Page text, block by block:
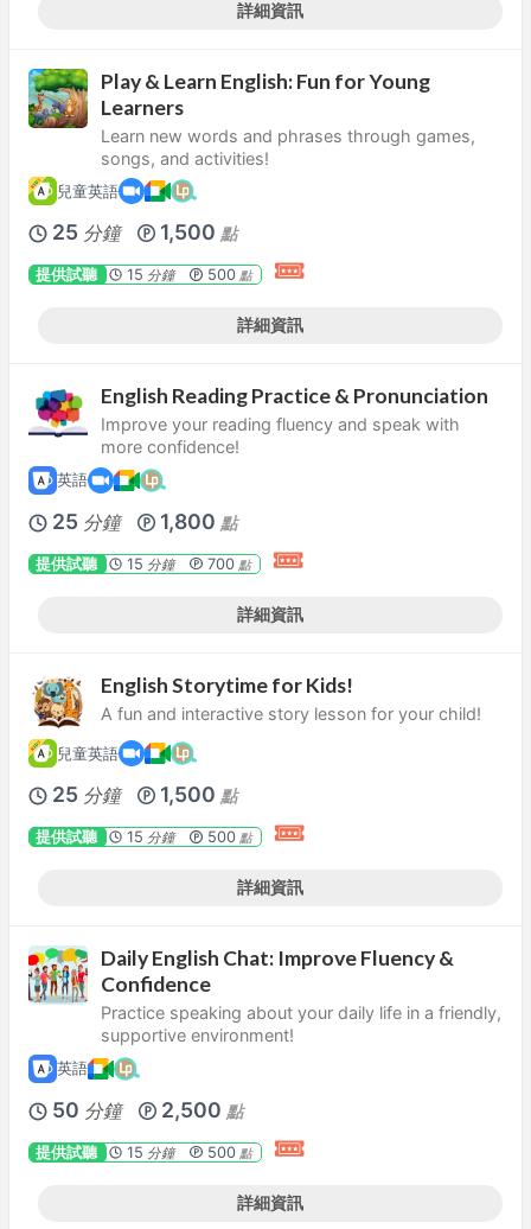
詳細資訊
Play & Learn English: Fun for Young
Learners
Learn new words and phrases through games,
songs, and activities!
兒童英語
25 分鐘 1,500 點
提供試聽 15 分鐘 500點
詳細資訊
English Reading Practice & Pronunciation
Improve your reading fluency and speak with
more confidence!
英語
25 分鐘 1,800 點
提供試聽 15 分鐘 700點
詳細資訊
English Storytime for Kids!
A fun and interactive story lesson for your child!
兒童英語
25 分鐘 1,500 點
提供試聽 15 分鐘 500點
詳細資訊
Daily English Chat: Improve Fluency &
Confidence
Practice speaking about your daily life in a friendly,
supportive environment!
英語
50 分鐘 2,500 點
提供試聽 15 分鐘 500點
詳細資訊